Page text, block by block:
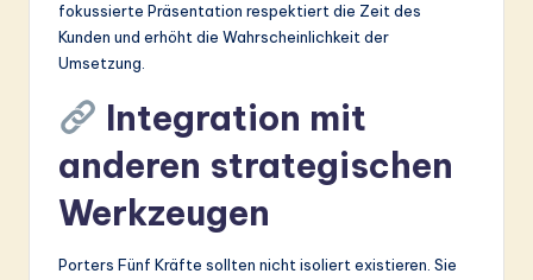
fokussierte Präsentation respektiert die Zeit des
Kunden und erhöht die Wahrscheinlichkeit der
Umsetzung.
Integration mit
anderen strategischen
Werkzeugen
Porters Fünf Kräfte sollten nicht isoliert existieren. Sie